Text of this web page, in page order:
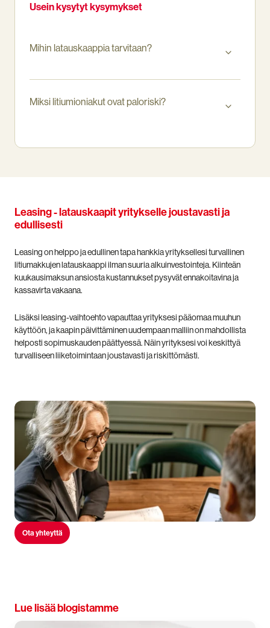
Usein kysytyt kysymykset
Mihin latauskaappia tarvitaan?
Miksi litiumioniakut ovat paloriski?
Leasing - latauskaapit yritykselle joustavasti ja
edullisesti
Leasing on helppo ja edullinen tapa hankkia yrityksellesi turvallinen
litiumakkujen latauskaappi ilman suuria alkuinvestointeja. Kiinteän
kuukausimaksun ansiosta kustannukset pysyvät ennakoitavina ja
kassavirta vakaana.
Lisäksi leasing-vaihtoehto vapauttaa yrityksesi pääomaa muuhun
käyttöön, ja kaapin päivittäminen uudempaan malliin on mahdollista
helposti sopimuskauden päättyessä. Näin yrityksesi voi keskittyä
turvalliseen liiketoimintaan joustavasti ja riskittömästi.
Ota yhteyttä
Lue lisää blogistamme